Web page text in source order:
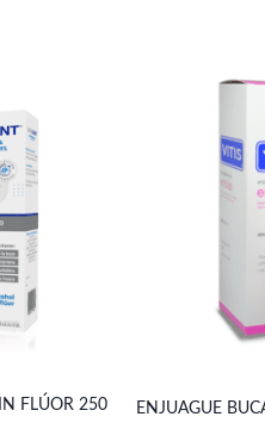
FLÚOR 250
ENJUAGUE